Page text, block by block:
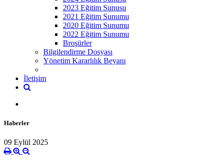
2023 Eğitim Sunusu
2021 Eğitim Sunumu
2020 Eğitim Sunumu
2022 Eğitim Sunumu
Broşürler
Bilgilendirme Dosyası
Yönetim Kararlılık Beyanı
İletişim
Haberler
09 Eylül 2025